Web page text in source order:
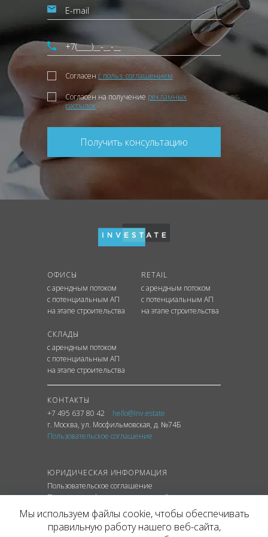
Согласен с польз. соглашением
Согласен на получение рекламных
рассылок
Получить консультацию
ОФИСЫ
с арендным потоком
с потенциальным АП
на этапе строительства
RETAIL
с арендным потоком
с потенциальным АП
на этапе строительства
СКЛАДЫ
с арендным потоком
с потенциальным АП
на этапе строительства
КОНТАКТЫ
+7 495 637 80 42
hello@inv.estate
г. Москва, ул. Мосфильмовская, д. №74Б
Пользовательское соглашение
ЮРИДИЧЕСКАЯ ИНФОРМАЦИЯ
Пользовательское соглашение
Политика конфиденциальности сайта
Политика обработки персональных данных
Мы используем файлы cookie, чтобы обеспечивать
правильную работу нашего веб-сайта,